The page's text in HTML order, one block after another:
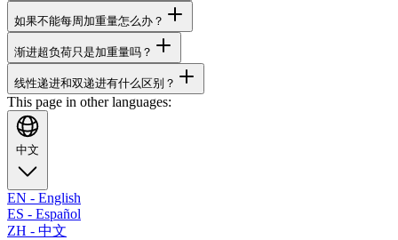
如果不能每周加重量怎么办？
渐进超负荷只是加重量吗？
线性递进和双递进有什么区别？
This page in other languages:
中文
EN - English
ES - Español
ZH - 中文